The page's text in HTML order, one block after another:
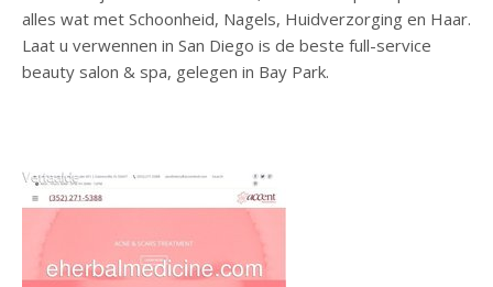
alles wat met Schoonheid, Nagels, Huidverzorging en Haar.
Laat u verwennen in San Diego is de beste full-service
beauty salon & spa, gelegen in Bay Park.